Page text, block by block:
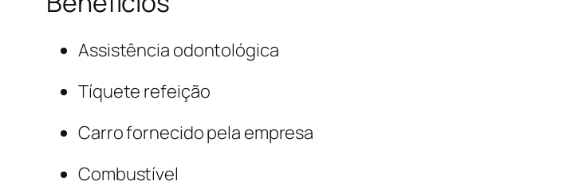
Assistência odontológica
Tíquete refeição
Carro fornecido pela empresa
Combustível